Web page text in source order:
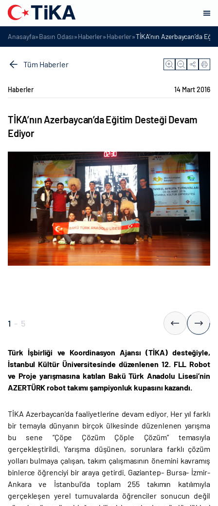
Anasayfa»Basın Odası»Haberler»Haberler»TİKA’nın Azerbaycan’da
Tüm Haberler
Haberler 14 Mart 2016
TİKA’nın Azerbaycan’da Eğitim Desteği Devam
Ediyor
1 - 5
Türk İşbirliği ve Koordinasyon Ajansı (TİKA) desteğiyle,
İstanbul Kültür Üniversitesinde düzenlenen 12. FLL Robot
ve Proje yarışmasına katılan Bakü Türk Anadolu Lisesi’nin
AZERTÜRK robot takımı şampiyonluk kupasını kazandı.
TİKA Azerbaycan’da faaliyetlerine devam ediyor. Her yıl farklı
bir temayla dünyanın birçok ülkesinde düzenlenen yarışma
bu sene “Çöpe Çözüm Çöple Çözüm” temasıyla
gerçekleştirildi. Yarışma düşünen, sorunlara farklı çözüm
yolları bulmaya çalışan, takım çalışmasının önemini kavramış
binlerce öğrenciyi bir araya getirdi. Gaziantep- Bursa- İzmir-
Ankara ve İstanbul’da toplam 255 takımın katılımıyla
gerçekleşen yerel turnuvalarda öğrenciler sonucun değil